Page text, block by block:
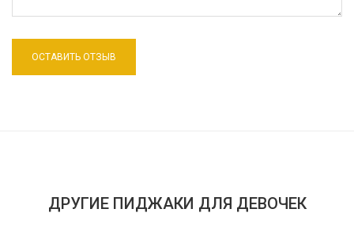
ДРУГИЕ ПИДЖАКИ ДЛЯ ДЕВОЧЕК